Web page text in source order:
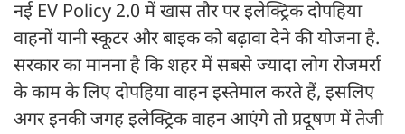
नई EV Policy 2.0 में खास तौर पर इलेक्ट्रिक दोपहिया
वाहनों यानी स्कूटर और बाइक को बढ़ावा देने की योजना है.
सरकार का मानना है कि शहर में सबसे ज्यादा लोग रोजमर्रा
के काम के लिए दोपहिया वाहन इस्तेमाल करते हैं, इसलिए
अगर इनकी जगह इलेक्ट्रिक वाहन आएंगे तो प्रदूषण में तेजी